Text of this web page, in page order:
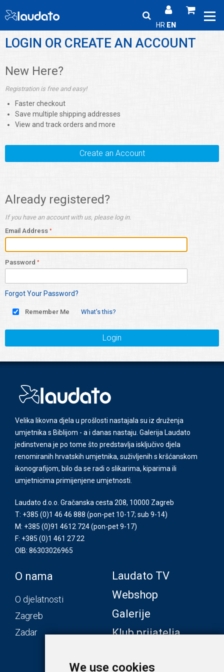
We use cookies
HR EN
LOGIN OR CREATE AN ACCOUNT
New Here?
Registration is free and easy!
Faster checkout
Save multiple shipping addresses
View and track orders and more
Create an Account
Already registered?
If you have an account with us, please log in.
Email Address
Password
Forgot Your Password?
Remember Me What's this?
Login
Velika likovna djela u prošlosti nastajala su iz druženja
umjetnika s Biblijom - a i danas nastaju. Galerija Laudato
jedinstvena je po tome što predstavlja isključivo djela
renomiranih hrvatskih umjetnika, suživljenih s kršćanskom
ikonografijom, bilo da se radi o slikarima, kiparima ili
umjetnicima primijenjene umjetnosti.
Laudato d.o.o. Gračanska cesta 208, 10000 Zagreb
T: +385 (0)1 46 46 888 (pon-pet 10-17; sub 9-14)
M: +385 (0)91 4612 724(pon-pet 9-17)
F: +385 (0)1 461 27 22
OIB: 86303026965
O nama
O djelatnosti
Zagreb
Zadar
Laudato TV
Webshop
Galerije
Klub prijatelja